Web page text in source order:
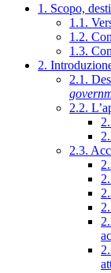
1. Scopo,
1.1.
1.2.
1.3.
2.
2.1.
2.2.
2.3.